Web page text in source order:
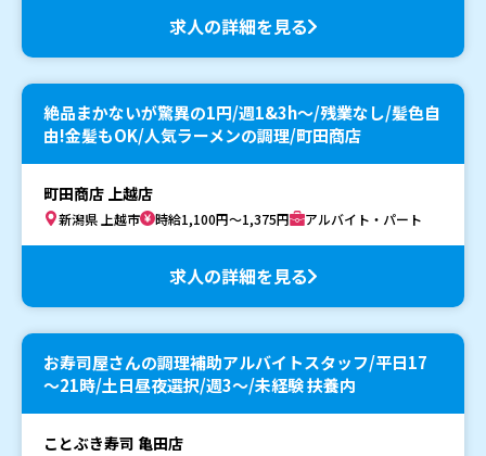
求人の詳細を見る
絶品まかないが驚異の1円/週1&3h～/残業なし/髪色自
由!金髪もOK/人気ラーメンの調理/町田商店
町田商店 上越店
新潟県 上越市 時給1,100円～1,375円 アルバイト・パート
求人の詳細を見る
お寿司屋さんの調理補助アルバイトスタッフ/平日17
～21時/土日昼夜選択/週3～/未経験 扶養内
ことぶき寿司 亀田店